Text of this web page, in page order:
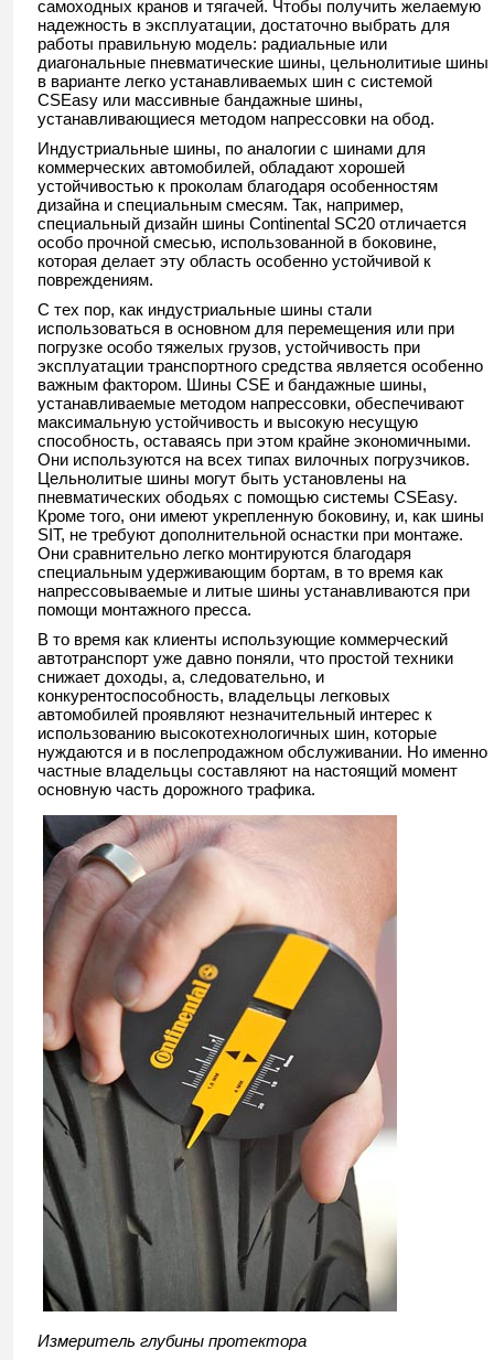
самоходных кранов и тягачей. Чтобы получить желаемую
надежность в эксплуатации, достаточно выбрать для
работы правильную модель: радиальные или
диагональные пневматические шины, цельнолитиые шины
в варианте легко устанавливаемых шин с системой
CSEasy или массивные бандажные шины,
устанавливающиеся методом напрессовки на обод.
Индустриальные шины, по аналогии с шинами для
коммерческих автомобилей, обладают хорошей
устойчивостью к проколам благодаря особенностям
дизайна и специальным смесям. Так, например,
специальный дизайн шины Continental SC20 отличается
особо прочной смесью, использованной в боковине,
которая делает эту область особенно устойчивой к
повреждениям.
С тех пор, как индустриальные шины стали
использоваться в основном для перемещения или при
погрузке особо тяжелых грузов, устойчивость при
эксплуатации транспортного средства является особенно
важным фактором. Шины CSE и бандажные шины,
устанавливаемые методом напрессовки, обеспечивают
максимальную устойчивость и высокую несущую
способность, оставаясь при этом крайне экономичными.
Они используются на всех типах вилочных погрузчиков.
Цельнолитые шины могут быть установлены на
пневматических ободьях с помощью системы CSEasy.
Кроме того, они имеют укрепленную боковину, и, как шины
SIT, не требуют дополнительной оснастки при монтаже.
Они сравнительно легко монтируются благодаря
специальным удерживающим бортам, в то время как
напрессовываемые и литые шины устанавливаются при
помощи монтажного пресса.
В то время как клиенты использующие коммерческий
автотранспорт уже давно поняли, что простой техники
снижает доходы, а, следовательно, и
конкурентоспособность, владельцы легковых
автомобилей проявляют незначительный интерес к
использованию высокотехнологичных шин, которые
нуждаются и в послепродажном обслуживании. Но именно
частные владельцы составляют на настоящий момент
основную часть дорожного трафика.
Измеритель глубины протектора